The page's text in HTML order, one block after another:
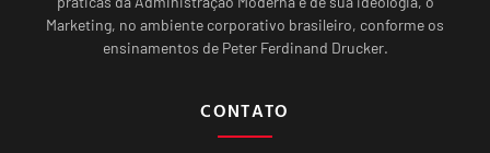
Marketing, no ambiente corporativo brasileiro, conforme os
ensinamentos de Peter Ferdinand Drucker.
CONTATO